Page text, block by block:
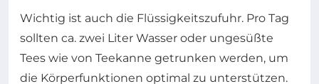
Wichtig ist auch die Flüssigkeitszufuhr. Pro Tag
sollten ca. zwei Liter Wasser oder ungesüßte
Tees wie von Teekanne getrunken werden, um
die Körperfunktionen optimal zu unterstützen.